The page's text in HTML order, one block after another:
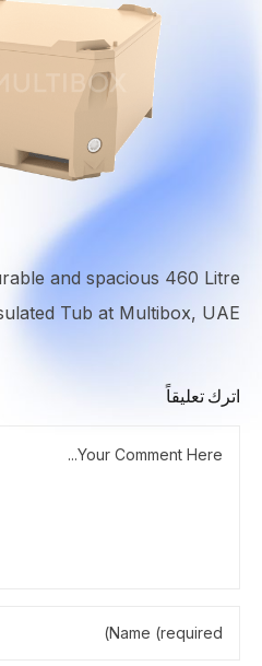
and spacious 460 Litre
Tub at Multibox, UAE
اترك تعليقاً